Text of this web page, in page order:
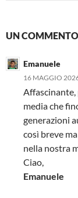
UN
Emanuele
16 MAGGIO
Affascinante,
media che
generazioni
così breve
nella nostra
Ciao,
Emanuele